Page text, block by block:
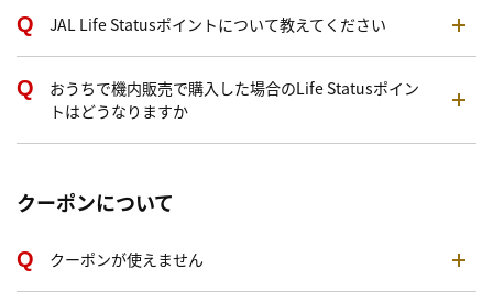
JAL Life Statusポイントについて教えてください
おうちで機内販売で購入した場合のLife Statusポイン
トはどうなりますか
クーポンについて
クーポンが使えません